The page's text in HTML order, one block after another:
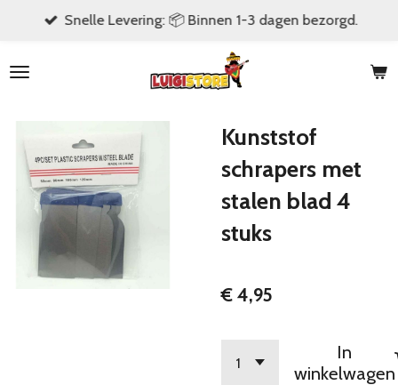
naar
Snelle Levering: 📦 Binnen 1-3 dagen bezorgd.
Kunststof
schrapers met
stalen blad 4
stuks
€ 4,95
In
winkelwagen